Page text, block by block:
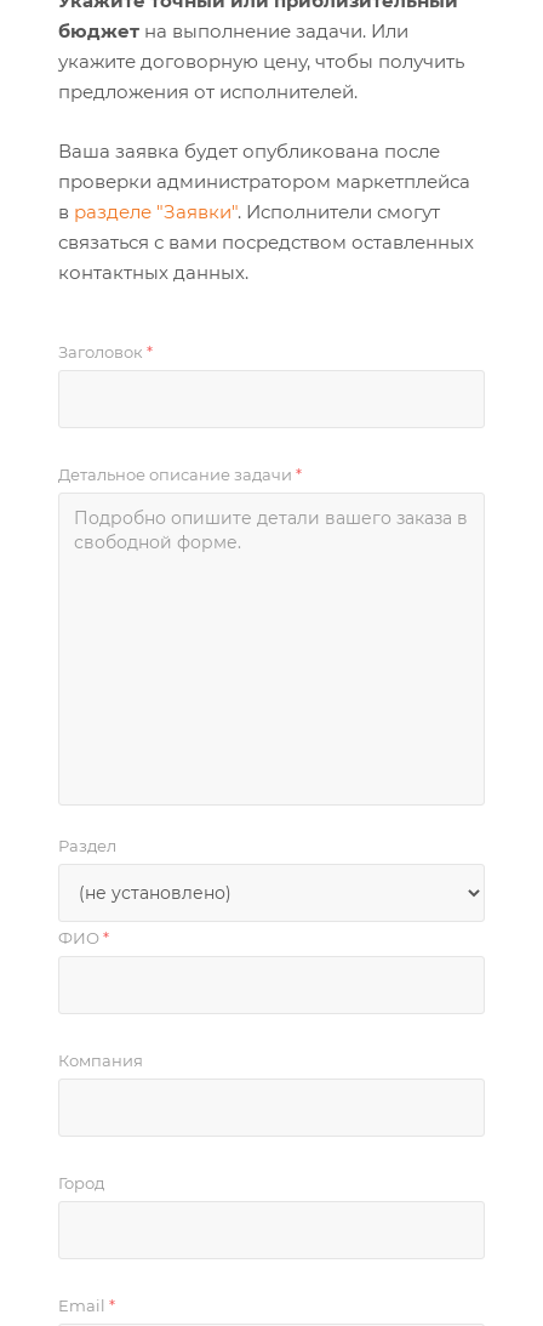
бюджет на выполнение задачи. Или
укажите договорную цену, чтобы получить
предложения от исполнителей.
Ваша заявка будет опубликована после
проверки администратором маркетплейса
в разделе "Заявки". Исполнители смогут
связаться с вами посредством оставленных
контактных данных.
Заголовок *
Детальное описание задачи *
Раздел
ФИО*
Компания
Город
Email *